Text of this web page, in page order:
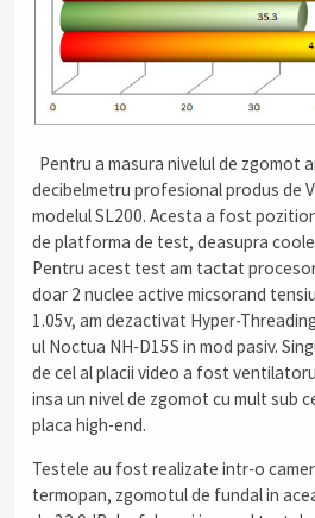
Pentru a masura nivelul de zgomot
decibelmetru profesional produs de
modelul SL200. Acesta a fost
de platforma de test, deasupra
Pentru acest test am tactat
doar 2 nuclee active micsorand
1.05v, am dezactivat Hyper-
ul Noctua NH-D15S in mod pasiv.
de cel al placii video a fost
insa un nivel de zgomot cu mult sub
placa high-end.
Testele au fost realizate intr-o
termopan, zgomotul de fundal in